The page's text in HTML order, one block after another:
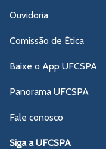
Ouvidoria
Comissão de Ética
Baixe o App UFCSPA
Panorama UFCSPA
Fale conosco
Siga a UFCSPA